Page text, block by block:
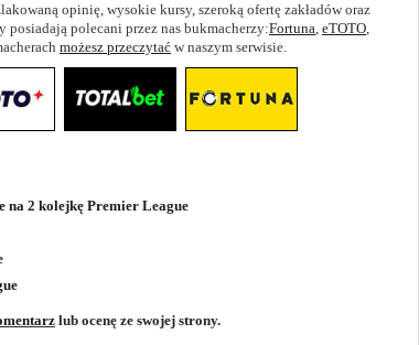
opinię, wysokie kursy, szeroką ofertę zakładów oraz
polecani przez nas bukmacherzy:Fortuna, eTOTO,
możesz przeczytać w naszym serwisie.
na 2 kolejkę Premier League
lub ocenę ze swojej strony.